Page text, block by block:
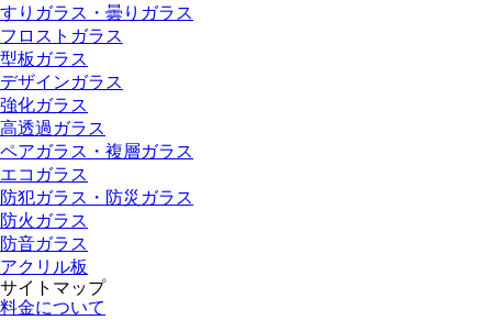
すりガラス・曇りガラス
フロストガラス
型板ガラス
デザインガラス
強化ガラス
高透過ガラス
ペアガラス・複層ガラス
エコガラス
防犯ガラス・防災ガラス
防火ガラス
防音ガラス
アクリル板
サイトマップ
料金について